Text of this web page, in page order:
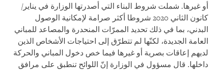
أو غيرها. شملت شروط البناء التي أصدرتها الوزارة في يناير/
كانون الثاني 2020 شروطا أكثر صرامة لإمكانية الوصول
البدني، بما في ذلك تحديد الممرّات المنحدرة والمصاعد للمباني
العامة الجديدة، لكنّها لم تتطرّق إلى احتياجات الأشخاص الذين
لديهم إعاقات بصرية أو غيرها فيما خص دخول المباني والحركة
داخلها. قال مسؤول في الوزارة إنّ اللوائح تنطبق على مرافق